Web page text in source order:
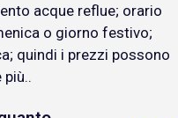
acque reflue; orario
o giorno festivo;
quindi i prezzi possono